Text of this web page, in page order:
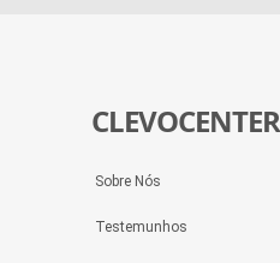
CLEVOCENTER
Sobre Nós
Testemunhos